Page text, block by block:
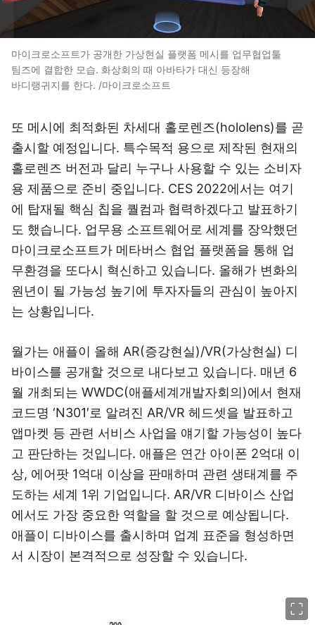
마이크로소프트가 공개한 가상현실 플랫폼 메시를 업무협업툴
팀즈에 결합한 모습. 화상회의 때 아바타가 대신 등장해
바디랭귀지를 한다. /마이크로소프트
또 메시에 최적화된 차세대 홀로렌즈(hololens)를 곧
출시할 예정입니다. 특수목적 용으로 제작된 현재의
홀로렌즈 버전과 달리 누구나 사용할 수 있는 소비자
용 제품으로 준비 중입니다. CES 2022에서는 여기
에 탑재될 핵심 칩을 퀄컴과 협력하겠다고 발표하기
도 했습니다. 업무용 소프트웨어로 세계를 장악했던
마이크로소프트가 메타버스 협업 플랫폼을 통해 업
무환경을 또다시 혁신하고 있습니다. 올해가 변화의
원년이 될 가능성 높기에 투자자들의 관심이 높아지
는 상황입니다.
월가는 애플이 올해 AR(증강현실)/VR(가상현실) 디
바이스를 공개할 것으로 내다보고 있습니다. 매년 6
월 개최되는 WWDC(애플세계개발자회의)에서 현재
코드명 ‘N301′로 알려진 AR/VR 헤드셋을 발표하고
앱마켓 등 관련 서비스 사업을 얘기할 가능성이 높다
고 판단하는 것입니다. 애플은 연간 아이폰 2억대 이
상, 에어팟 1억대 이상을 판매하며 관련 생태계를 주
도하는 세계 1위 기업입니다. AR/VR 디바이스 산업
에서도 가장 중요한 역할을 할 것으로 예상됩니다.
애플이 디바이스를 출시하며 업계 표준을 형성하면
서 시장이 본격적으로 성장할 수 있습니다.